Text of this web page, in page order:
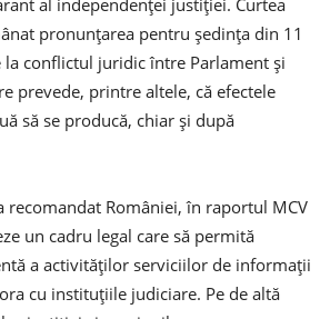
al independenţei justiţiei. Curtea
pronunţarea pentru şedinţa din 11
conflictul juridic între Parlament şi
prevede, printre altele, că efectele
să se producă, chiar şi după
recomandat României, în raportul MCV
un cadru legal care să permită
a activităţilor serviciilor de informaţii
cu instituţiile judiciare. Pe de altă